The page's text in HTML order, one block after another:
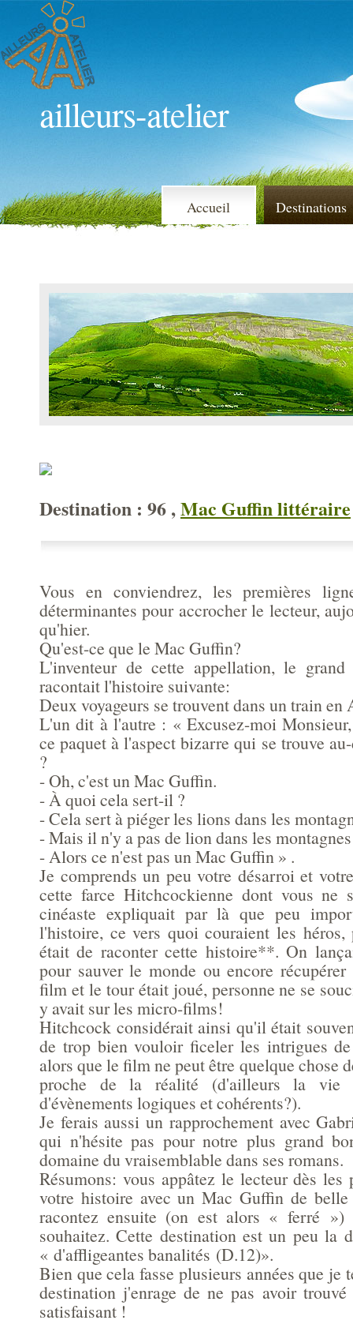
ailleurs-atelier
Accueil Destinations
Destination : 96 ,Mac Guffin littéraire
Vous en conviendrez, les premières
déterminantes pour accrocher le lecteur,
qu'hier.
Qu'est-ce que le Mac Guffin?
L'inventeur de cette appellation, le
racontait l'histoire suivante:
Deux voyageurs se trouvent dans un train en
L'un dit à l'autre : « Excusez-moi
ce paquet à l'aspect bizarre qui se trouve
?
- Oh, c'est un Mac Guffin.
- À quoi cela sert-il ?
- Cela sert à piéger les lions dans les
- Mais il n'y a pas de lion dans les
- Alors ce n'est pas un Mac Guffin » .
Je comprends un peu votre désarroi et
cette farce Hitchcockienne dont vous ne
cinéaste expliquait par là que peu
l'histoire, ce vers quoi couraient les
était de raconter cette histoire**. On
pour sauver le monde ou encore
film et le tour était joué, personne ne se
y avait sur les micro-films!
Hitchcock considérait ainsi qu'il était
de trop bien vouloir ficeler les intrigues de
alors que le film ne peut être quelque chose
proche de la réalité (d'ailleurs la vie
d'évènements logiques et cohérents?).
Je ferais aussi un rapprochement avec
qui n'hésite pas pour notre plus grand
domaine du vraisemblable dans ses romans.
Résumons: vous appâtez le lecteur dès les
votre histoire avec un Mac Guffin de
racontez ensuite (on est alors « ferré »)
souhaitez. Cette destination est un peu la
« d'affligeantes banalités (D.12)».
Bien que cela fasse plusieurs années que je
destination j'enrage de ne pas avoir
satisfaisant !